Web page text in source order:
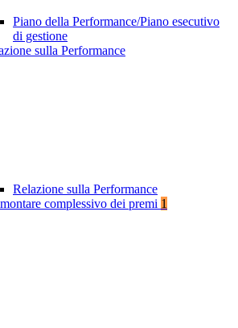
Piano della Performance/Piano esecutivo
di gestione
sulla Performance
Relazione sulla Performance
complessivo dei premi 1